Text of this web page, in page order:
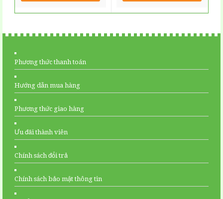
Phương thức thanh toán
Hướng dẫn mua hàng
Phương thức giao hàng
Ưu đãi thành viên
Chính sách đổi trả
Chính sách bảo mật thông tin